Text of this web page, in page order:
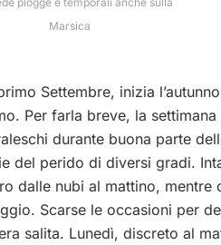
Marsica
Settembre, inizia
Per farla breve, la
durante buona parte
del perido di diversi gradi.
dalle nubi al mattino,
Scarse le occasioni per
salita. Lunedì, discreto al